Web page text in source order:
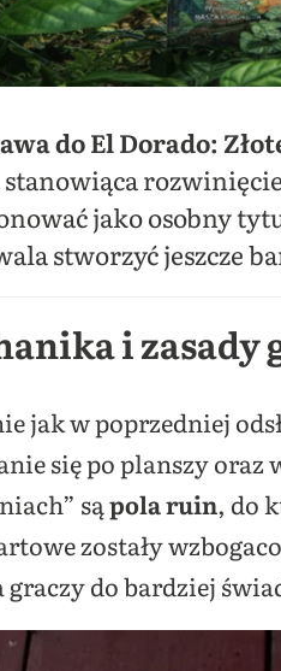
do El Dorado:
jako osobny
stworzyć jeszcze
i zasady
jak w poprzedniej
się po planszy
sąpola ruin, do
zostały
graczy do bardziej